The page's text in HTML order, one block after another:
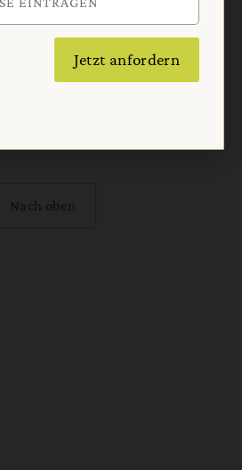
Nach oben
Jetzt anfordern